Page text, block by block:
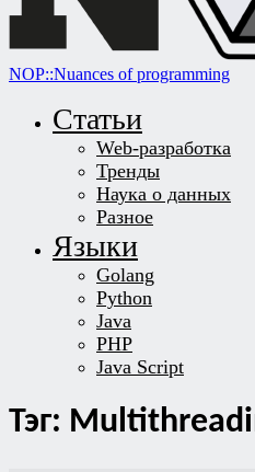
NOP::Nuances of programming
Статьи
Web-разработка
Тренды
Наука о данных
Разное
Языки
Golang
Python
Java
PHP
Java Script
Тэг: